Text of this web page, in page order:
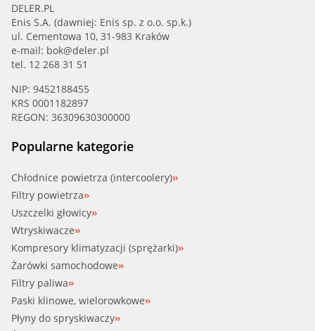
MOTORAD (394-95)
MOTORAD (39495K)
MTETHOMSON (VT498.95)
QUINTON HA (QTH497K)
SASIC (3306008)
TOPRAN (500 550)
TRISCAN (8620 11895)
VALEO (820183)
VALEO (820417)
DELER.PL
Enis S.A. (dawniej: Enis sp. z o.o. sp.k.)
ul. Cementowa 10, 31-983 Kraków
e-mail: bok@deler.pl
tel. 12 268 31 51
NIP: 9452188455
KRS 0001182897
REGON: 36309630300000
Popularne kategorie
Chłodnice powietrza (intercoolery)
Filtry powietrza
Uszczelki głowicy
Wtryskiwacze
Kompresory klimatyzacji (sprężarki)
Żarówki samochodowe
Filtry paliwa
Paski klinowe, wielorowkowe
Płyny do spryskiwaczy